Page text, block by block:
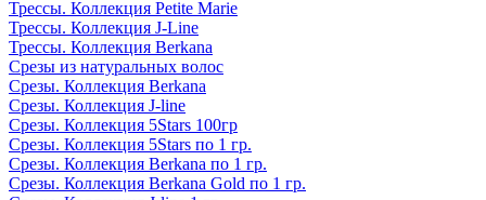
Трессы. Коллекция Petite Marie
Трессы. Коллекция J-Line
Трессы. Коллекция Berkana
Срезы из натуральных волос
Срезы. Коллекция Berkana
Срезы. Коллекция J-line
Срезы. Коллекция 5Stars 100гр
Срезы. Коллекция 5Stars по 1 гр.
Срезы. Коллекция Berkana по 1 гр.
Срезы. Коллекция Berkana Gold по 1 гр.